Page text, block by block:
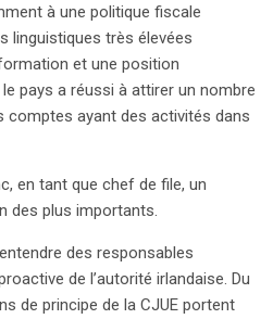
à une politique fiscale
linguistiques très élevées
et une position
pays a réussi à attirer un nombre
comptes ayant des activités dans
en tant que chef de file, un
des plus importants.
des responsables
de l’autorité irlandaise. Du
de principe de la CJUE portent